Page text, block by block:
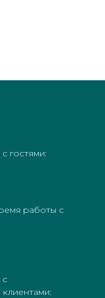
гостями:
работы с
с